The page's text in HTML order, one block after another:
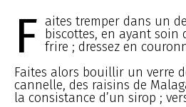
F aites tremper dans un
biscottes, en ayant soin
frire ; dressez en
Faites alors bouillir un verre
cannelle, des raisins de
la consistance d’un sirop ;